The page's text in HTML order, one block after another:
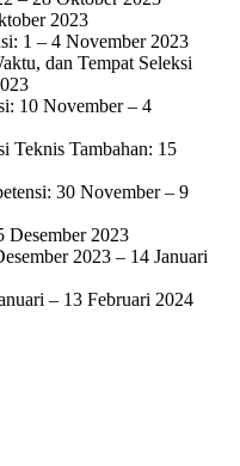
2023
1 – 4 November 2023
dan Tempat Seleksi
10 November – 4
Teknis Tambahan: 15
30 November – 9
Desember 2023
2023 – 14 Januari
– 13 Februari 2024